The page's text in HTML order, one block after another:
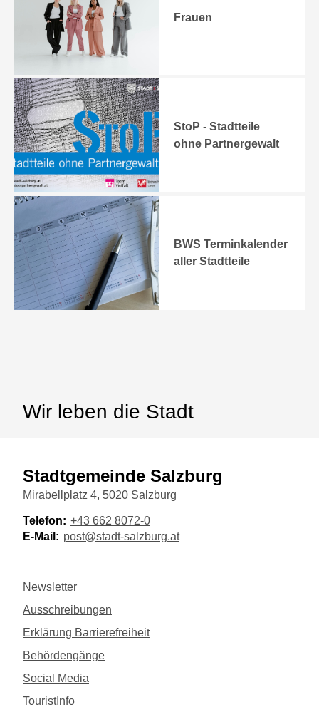
Frauen
StoP - Stadtteile
ohne Partnergewalt
BWS Terminkalender
aller Stadtteile
Wir leben die Stadt
Stadtgemeinde Salzburg
Mirabellplatz 4, 5020 Salzburg
Telefon: +43 662 8072-0
E-Mail: post@stadt-salzburg.at
Newsletter
Ausschreibungen
Erklärung Barrierefreiheit
Behördengänge
Social Media
TouristInfo